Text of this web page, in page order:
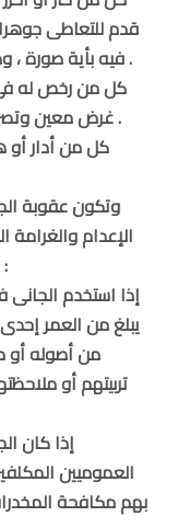
قدم للتعاطى
فيه بأية صورة ، وذلك فى غير الأحوال المصرح بها قانوناً .
غرض معين وتصرف فيه بأية صورة فى غير هذا الغرض .
وتكون عقوبة
الإعدام والغرامة
خمسمائة ألف جنيه فى الأحوال الآتية :
يبلغ من العمر
من أصوله أو
تربيتهم أو
العموميين
بهم مكافحة